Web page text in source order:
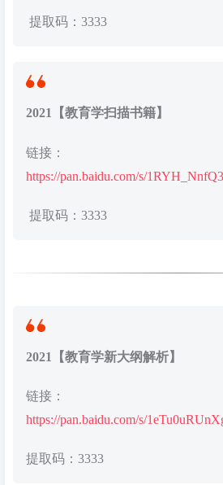
提取码：3333
2021【教育学扫描书籍】
链接：
https://pan.baidu.com/s/
提取码：3333
2021【教育学新大纲解析】
链接：
https://pan.baidu.com/s/
提取码：3333